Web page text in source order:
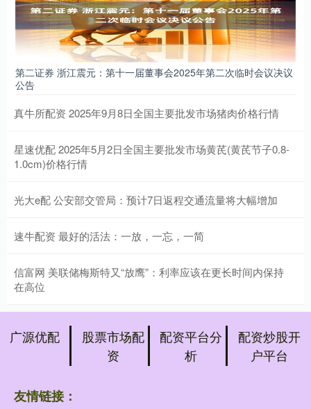
第二证券 浙江震元：第十一届董事会2025年第二次临时会议决议
公告
真牛所配资 2025年9月8日全国主要批发市场猪肉价格行情
星速优配 2025年5月2日全国主要批发市场黄芪(黄芪节子0.8-
1.0cm)价格行情
光大e配 公安部交管局：预计7日返程交通流量将大幅增加
速牛配资 最好的活法：一放，一忘，一简
信富网 美联储梅斯特又“放鹰”：利率应该在更长时间内保持
在高位
广源优配
股票市场配
资
配资平台分
析
配资炒股开
户平台
友情链接：